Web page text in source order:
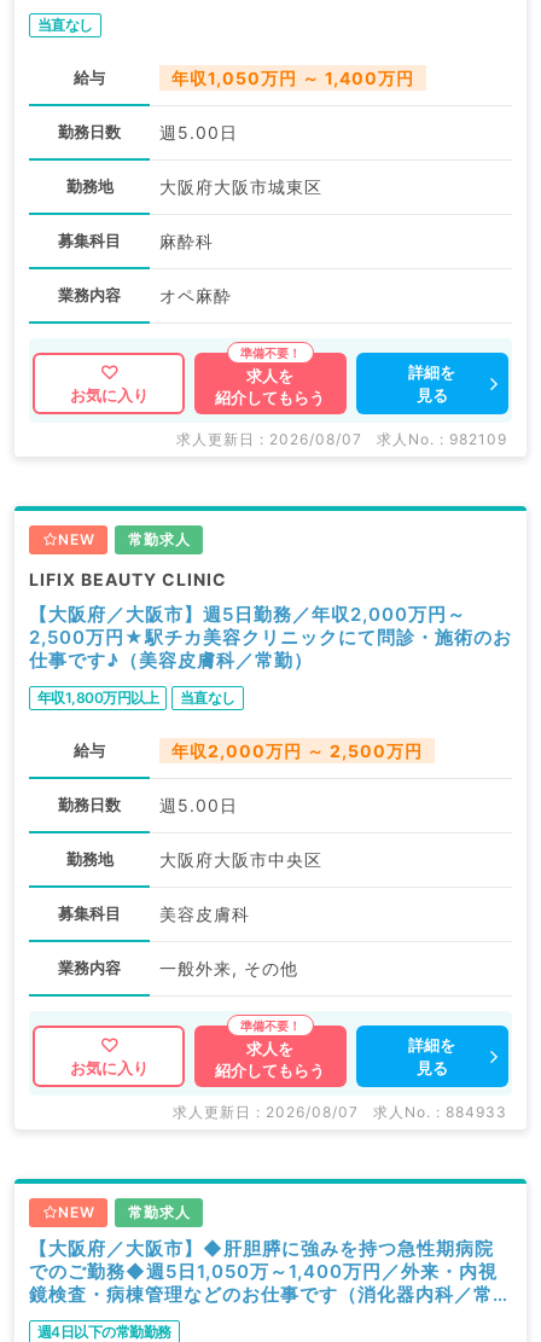
当直なし
給与 年収1,050万円 ～ 1,400万円
勤務日数 週5.00日
勤務地 大阪府大阪市城東区
募集科目 麻酔科
業務内容 オペ麻酔
お気に入り
求人を
紹介してもらう
詳細を
見る
求人更新日 : 2026/08/07 求人No. : 982109
NEW 常勤求人
LIFIX BEAUTY CLINIC
【大阪府／大阪市】週5日勤務／年収2,000万円～
2,500万円★駅チカ美容クリニックにて問診・施術のお
仕事です♪（美容皮膚科／常勤）
年収1,800万円以上 当直なし
給与 年収2,000万円 ～ 2,500万円
勤務日数 週5.00日
勤務地 大阪府大阪市中央区
募集科目 美容皮膚科
業務内容 一般外来, その他
お気に入り
求人を
紹介してもらう
詳細を
見る
求人更新日 : 2026/08/07 求人No. : 884933
NEW 常勤求人
【大阪府／大阪市】◆肝胆膵に強みを持つ急性期病院
でのご勤務◆週5日1,050万～1,400万円／外来・内視
鏡検査・病棟管理などのお仕事です（消化器内科／常
勤）
週4日以下の常勤勤務